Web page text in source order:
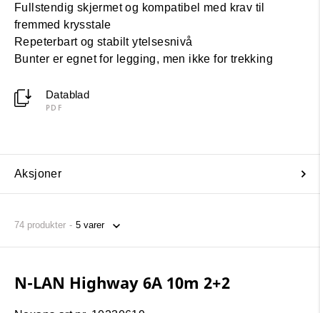
Fullstendig skjermet og kompatibel med krav til
fremmed krysstale
Repeterbart og stabilt ytelsesnivå
Bunter er egnet for legging, men ikke for trekking
Datablad
PDF
Aksjoner
74 produkter
N-LAN Highway 6A 10m 2+2